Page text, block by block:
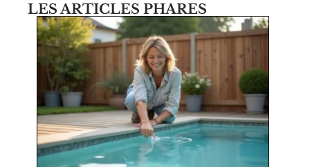
LES ARTICLES PHARES